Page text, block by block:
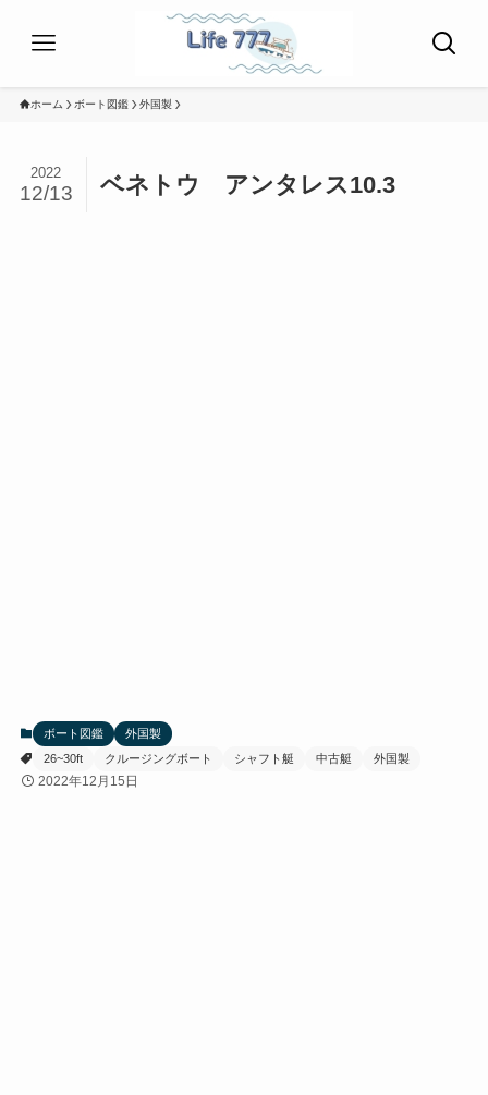
ホーム ボート図鑑 外国製
ベネトウ アンタレス10.3
2022
12/13
ボート図鑑
外国製
26~30ft
クルージングボート シャフト艇 中古艇 外国製
2022年12月15日